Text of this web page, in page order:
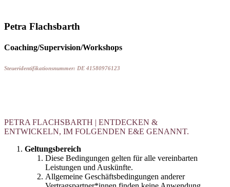
Petra Flachsbarth
Coaching/Supervision/Workshops
Steueridentifikationsnummer: DE 41580976123
PETRA FLACHSBARTH | ENTDECKEN &
ENTWICKELN, IM FOLGENDEN E&E GENANNT.
Geltungsbereich
Diese Bedingungen gelten für alle vereinbarten
Leistungen und Auskünfte.
Allgemeine Geschäftsbedingungen anderer